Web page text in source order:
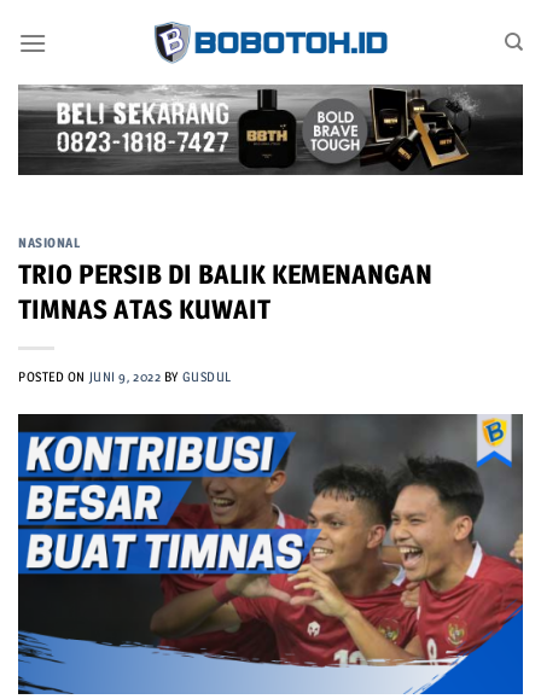
NASIONAL
TRIO PERSIB DI BALIK KEMENANGAN
TIMNAS ATAS KUWAIT
POSTED ON JUNI 9, 2022 BY GUSDUL